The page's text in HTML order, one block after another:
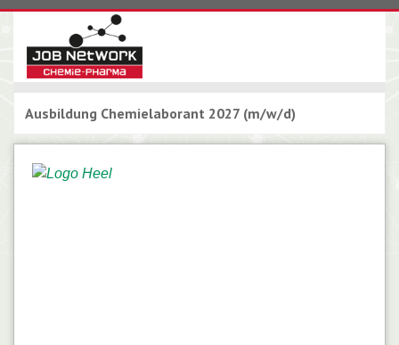
Ausbildung Chemielaborant 2027 (m/w/d)